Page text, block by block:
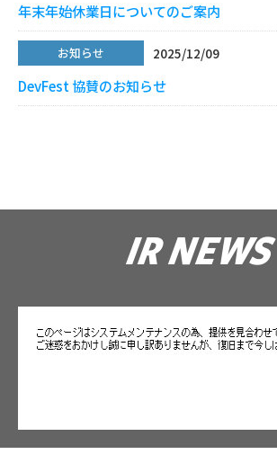
年末年始休業日についてのご案内
お知らせ 2025/12/09
DevFest 協賛のお知らせ
IR NEWS